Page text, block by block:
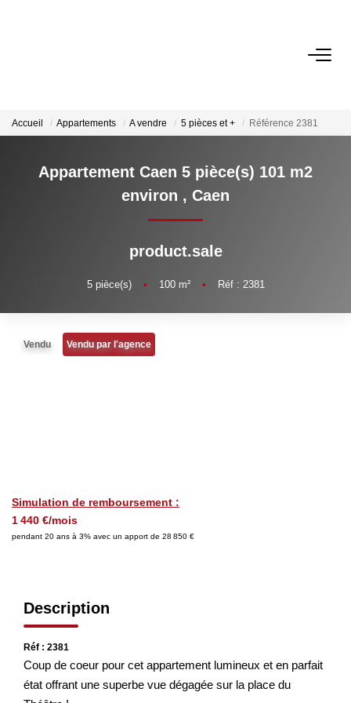
ACHETER
ESTIMER
VENDRE
Nos Actualités
Accueil Appartements A vendre 5 pièces et + Référence 2381
Appartement Caen 5 pièce(s) 101 m2
environ , Caen
product.sale
5pièce(s) • 100m² • Réf : 2381
Vendu Vendu par l'agence
Simulation de remboursement :
1 440 €/mois
pendant 20 ans à 3% avec un apport de 28 850 €
Description
Réf : 2381
Coup de coeur pour cet appartement lumineux et en parfait
état offrant une superbe vue dégagée sur la place du